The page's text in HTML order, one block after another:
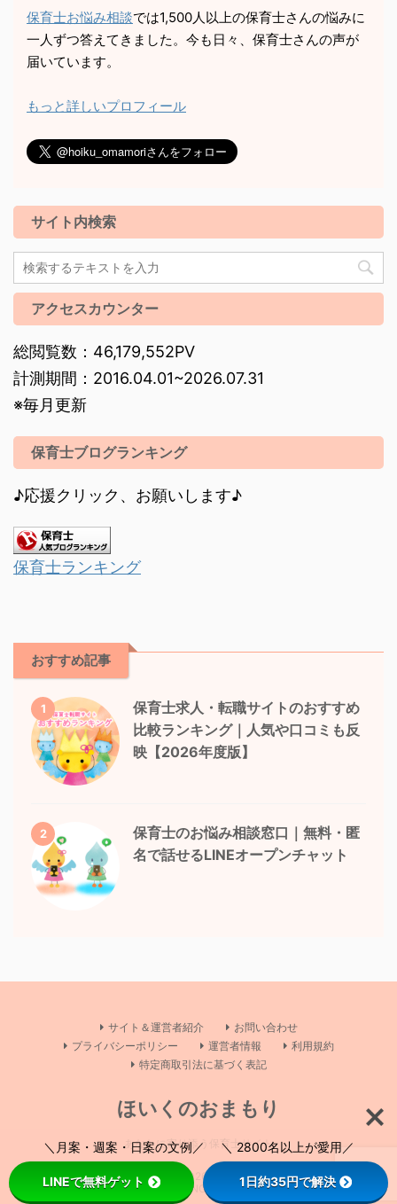
保育士お悩み相談では1,500人以上の保育士さんの悩みに
一人ずつ答えてきました。今も日々、保育士さんの声が
届いています。
もっと詳しいプロフィール
サイト内検索
アクセスカウンター
総閲覧数：46,179,552PV
計測期間：2016.04.01~2026.07.31
※毎月更新
保育士ブログランキング
♪応援クリック、お願いします♪
保育士ランキング
おすすめ記事
1
保育士求人・転職サイトのおすすめ
比較ランキング｜人気や口コミも反
映【2026年度版】
2
保育士のお悩み相談窓口｜無料・匿
名で話せるLINEオープンチャット
サイト＆運営者紹介
お問い合わせ
プライバシーポリシー
運営者情報
利用規約
特定商取引法に基づく表記
ほいくのおまもり
あなたに寄り添う保育士サイト
Copyright© ほいくのおまもり , 2026 All Rights Reserved Powered by
AFFINGER5
＼月案・週案・日案の文例／ ＼ 2800名以上が愛用／
LINEで無料ゲット 1日約35円で解決